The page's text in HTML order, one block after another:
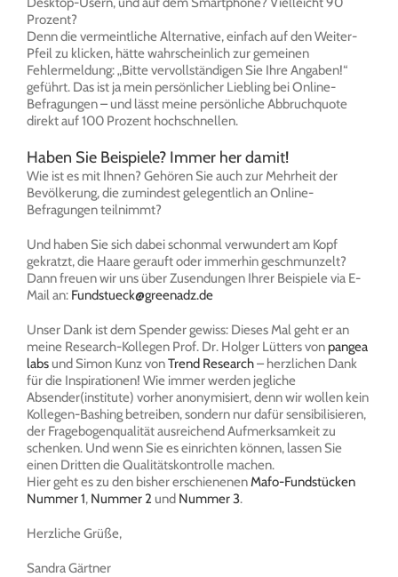
Prozent?
Denn die vermeintliche Alternative, einfach auf den Weiter-
Pfeil zu klicken, hätte wahrscheinlich zur gemeinen
Fehlermeldung: „Bitte vervollständigen Sie Ihre Angaben!“
geführt. Das ist ja mein persönlicher Liebling bei Online-
Befragungen – und lässt meine persönliche Abbruchquote
direkt auf 100 Prozent hochschnellen.
Haben Sie Beispiele? Immer her damit!
Wie ist es mit Ihnen? Gehören Sie auch zur Mehrheit der
Bevölkerung, die zumindest gelegentlich an Online-
Befragungen teilnimmt?
Und haben Sie sich dabei schonmal verwundert am Kopf
gekratzt, die Haare gerauft oder immerhin geschmunzelt?
Dann freuen wir uns über Zusendungen Ihrer Beispiele via E-
Mail an: Fundstueck@greenadz.de
Unser Dank ist dem Spender gewiss: Dieses Mal geht er an
meine Research-Kollegen Prof. Dr. Holger Lütters von pangea
labs und Simon Kunz vonTrend Research– herzlichen Dank
für die Inspirationen! Wie immer werden jegliche
Absender(institute) vorher anonymisiert, denn wir wollen kein
Kollegen-Bashing betreiben, sondern nur dafür sensibilisieren,
der Fragebogenqualität ausreichend Aufmerksamkeit zu
schenken. Und wenn Sie es einrichten können, lassen Sie
einen Dritten die Qualitätskontrolle machen.
Hier geht es zu den bisher erschienenenMafo-Fundstücken
Nummer 1, Nummer 2 und Nummer 3.
Herzliche Grüße,
Sandra Gärtner